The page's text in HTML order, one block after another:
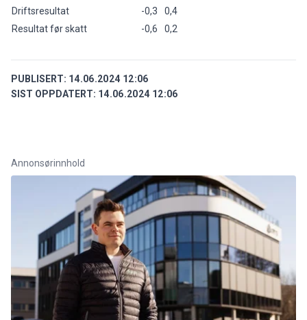
Driftsresultat
-0,3
0,4
Resultat før skatt
-0,6 0,2
PUBLISERT: 14.06.2024 12:06
SIST OPPDATERT: 14.06.2024 12:06
Annonsørinnhold